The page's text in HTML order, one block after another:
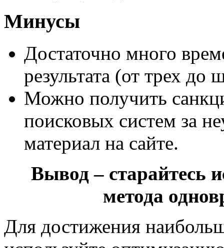
Минусы
Достаточно много
результата (от трех до
Можно получить
поисковых систем за
материал на сайте.
Вывод – старайтесь
метода
Для достижения